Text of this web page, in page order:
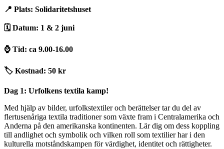
📍 Plats: Solidaritetshuset
🗓️ Datum: 1 & 2 juni
⌚️ Tid: ca 9.00-16.00
🏷️ Kostnad: 50 kr
Dag 1: Urfolkens textila kamp!
Med hjälp av bilder, urfolkstextiler och berättelser tar du del av
flertusenåriga textila traditioner som växte fram i Centralamerika och
Anderna på den amerikanska kontinenten. Lär dig om dess koppling
till andlighet och symbolik och vilken roll som textilier har i den
kulturella motståndskampen för värdighet, identitet och rättigheter.